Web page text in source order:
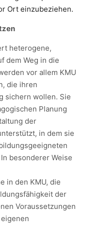
Ort einzubeziehen.
heterogene,
dem Weg in die
vor allem KMU
die ihren
sichern wollen. Sie
Planung
der
in dem sie
besonderer Weise
in den KMU, die
der
Voraussetzungen